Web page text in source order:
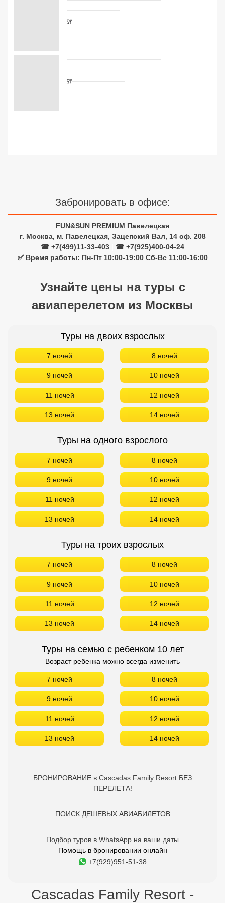
Забронировать в офисе:
FUN&SUN PREMIUM Павелецкая
г. Москва, м. Павелецкая, Зацепский Вал, 14 оф. 208
☎ +7(499)11-33-403
☎ +7(925)400-04-24
✅ Время работы: Пн-Пт 10:00-19:00 Сб-Вс 11:00-16:00
Узнайте цены на туры с
авиаперелетом из Москвы
Туры на двоих взрослых
7 ночей 8 ночей
9 ночей 10 ночей
11 ночей 12 ночей
13 ночей 14 ночей
Туры на одного взрослого
7 ночей 8 ночей
9 ночей 10 ночей
11 ночей 12 ночей
13 ночей 14 ночей
Туры на троих взрослых
7 ночей 8 ночей
9 ночей 10 ночей
11 ночей 12 ночей
13 ночей 14 ночей
Туры на семью с ребенком 10 лет
Возраст ребенка можно всегда изменить
7 ночей 8 ночей
9 ночей 10 ночей
11 ночей 12 ночей
13 ночей 14 ночей
БРОНИРОВАНИЕ в Cascadas Family Resort БЕЗ
ПЕРЕЛЕТА!
ПОИСК ДЕШЕВЫХ АВИАБИЛЕТОВ
Подбор туров в WhatsApp на ваши даты
Помощь в бронировании онлайн
+7(929)951-51-38
Cascadas Family Resort -
Сетевые отели Турции
Сетевые отели ОАЭ
Сетевые отели Таиланда
Сетевые отели Сейшел
Сетевые отели Маврикия